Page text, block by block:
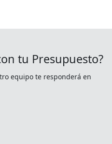
tu Presupuesto?
equipo te responderá en